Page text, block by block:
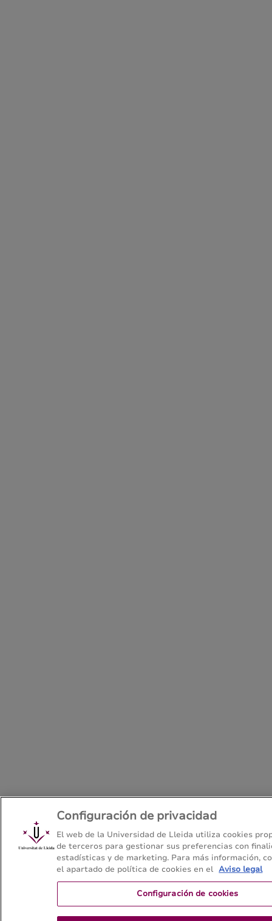
Configuración de privacidad
El web de la Universidad de Lleida utiliza cookies
de terceros para gestionar sus preferencias con
estadísticas y de marketing. Para más información,
el apartado de política de cookies en el Aviso legal
Configuración de cookies